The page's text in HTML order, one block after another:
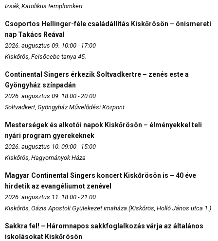
Izsák, Katolikus templomkert
Csoportos Hellinger-féle családállítás Kiskőrösön – önismereti
nap Takács Reával
2026. augusztus 09. 10:00 - 17:00
Kiskőrös, Felsőcebe tanya 45.
Continental Singers érkezik Soltvadkertre – zenés este a
Gyöngyház színpadán
2026. augusztus 09. 18:00 - 20:00
Soltvadkert, Gyöngyház Művelődési Központ
Mesterségek és alkotói napok Kiskőrösön – élményekkel teli
nyári program gyerekeknek
2026. augusztus 10. 09:00 - 15:00
Kiskőrös, Hagyományok Háza
Magyar Continental Singers koncert Kiskőrösön is – 40 éve
hirdetik az evangéliumot zenével
2026. augusztus 11. 18:00 - 21:00
Kiskőrös, Oázis Apostoli Gyülekezet imaháza (Kiskőrös, Holló János utca 1.)
Sakkra fel! – Háromnapos sakkfoglalkozás várja az általános
iskolásokat Kiskőrösön